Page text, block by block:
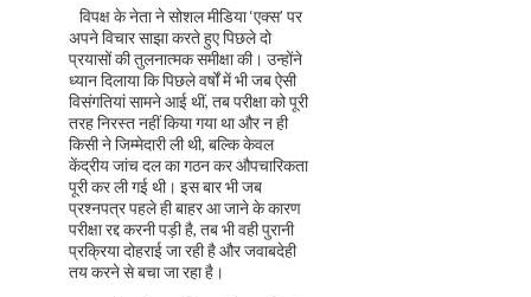
विपक्ष के नेता ने सोशल मीडिया ‘एक्स’ पर
अपने विचार साझा करते हुए पिछले दो
प्रयासों की तुलनात्मक समीक्षा की। उन्होंने
ध्यान दिलाया कि पिछले वर्षों में भी जब ऐसी
विसंगतियां सामने आई थीं, तब परीक्षा को पूरी
तरह निरस्त नहीं किया गया था और न ही
किसी ने जिम्मेदारी ली थी, बल्कि केवल
केंद्रीय जांच दल का गठन कर औपचारिकता
पूरी कर ली गई थी। इस बार भी जब
प्रश्नपत्र पहले ही बाहर आ जाने के कारण
परीक्षा रद्द करनी पड़ी है, तब भी वही पुरानी
प्रक्रिया दोहराई जा रही है और जवाबदेही
तय करने से बचा जा रहा है।